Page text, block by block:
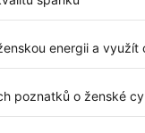
energii a využít
poznatků o ženské